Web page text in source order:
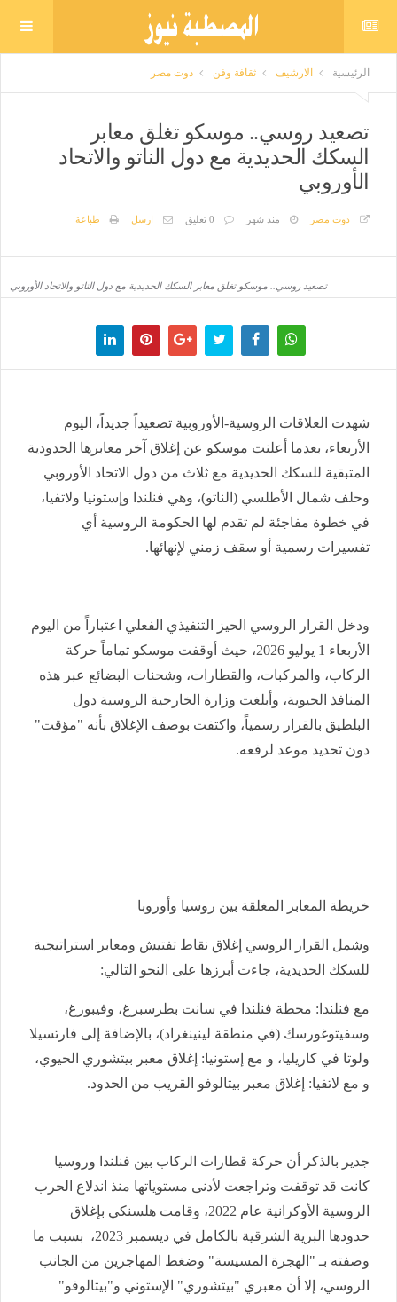
الرئيسية الارشيف ثقافة وفن دوت مصر
تصعيد روسي.. موسكو تغلق معابر
السكك الحديدية مع دول الناتو والاتحاد
الأوروبي
دوت مصر منذ شهر 0 تعليق ارسل طباعة
تصعيد روسي.. موسكو تغلق معابر السكك الحديدية مع دول الناتو والاتحاد الأوروبي
شهدت العلاقات الروسية-الأوروبية تصعيداً جديداً، اليوم
الأربعاء، بعدما أعلنت موسكو عن إغلاق آخر معابرها الحدودية
المتبقية للسكك الحديدية مع ثلاث من دول الاتحاد الأوروبي
وحلف شمال الأطلسي (الناتو)، وهي فنلندا وإستونيا ولاتفيا،
في خطوة مفاجئة لم تقدم لها الحكومة الروسية أي
تفسيرات رسمية أو سقف زمني لإنهائها.
ودخل القرار الروسي الحيز التنفيذي الفعلي اعتباراً من اليوم
الأربعاء 1 يوليو 2026، حيث أوقفت موسكو تماماً حركة
الركاب، والمركبات، والقطارات، وشحنات البضائع عبر هذه
المنافذ الحيوية، وأبلغت وزارة الخارجية الروسية دول
البلطيق بالقرار رسمياً، واكتفت بوصف الإغلاق بأنه "مؤقت"
دون تحديد موعد لرفعه.
خريطة المعابر المغلقة بين روسيا وأوروبا
وشمل القرار الروسي إغلاق نقاط تفتيش ومعابر استراتيجية
للسكك الحديدية، جاءت أبرزها على النحو التالي:
مع فنلندا: محطة فنلندا في سانت بطرسبرغ، وفيبورغ،
وسفيتوغورسك (في منطقة لينينغراد)، بالإضافة إلى فارتسيلا
ولوتا في كاريليا، و مع إستونيا: إغلاق معبر بيتشوري الحيوي،
و مع لاتفيا: إغلاق معبر بيتالوفو القريب من الحدود.
جدير بالذكر أن حركة قطارات الركاب بين فنلندا وروسيا
كانت قد توقفت وتراجعت لأدنى مستوياتها منذ اندلاع الحرب
الروسية الأوكرانية عام 2022، وقامت هلسنكي بإغلاق
حدودها البرية الشرقية بالكامل في ديسمبر 2023، بسبب ما
وصفته بـ "الهجرة المسيسة" وضغط المهاجرين من الجانب
الروسي، إلا أن معبري "بيتشوري" الإستوني و"بيتالوفو"